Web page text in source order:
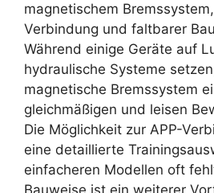
magnetischem
Verbindung und faltbarer
Während einige Geräte auf
hydraulische Systeme
magnetische Bremssystem
gleichmäßigen und leisen
Die Möglichkeit zur APP-
eine detaillierte
einfacheren Modellen oft